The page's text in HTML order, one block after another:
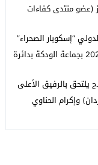
(عضو منتدى كفاءات
“إسكوبار الصحراء”
انطلاق فعاليات دوري المشاع لكرة القدم 2026 بجماعة الودكة بدائرة
يلتحق بالرفيق الأعلى
وإكرام الحناوي